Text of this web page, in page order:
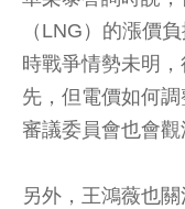
（LNG）的漲價
時戰爭情勢未明
先，但電價如何
審議委員會也會觀
另外，王鴻薇也